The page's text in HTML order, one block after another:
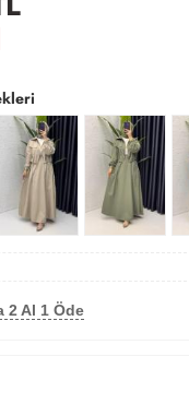
2 Al 1 Öde